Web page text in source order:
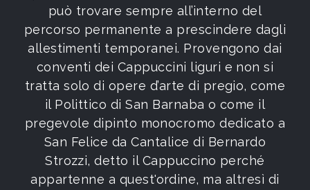
può trovare sempre all’interno del
percorso permanente a prescindere dagli
allestimenti temporanei. Provengono dai
conventi dei Cappuccini liguri e non si
tratta solo di opere d’arte di pregio, come
il Polittico di San Barnaba o come il
pregevole dipinto monocromo dedicato a
San Felice da Cantalice di Bernardo
Strozzi, detto il Cappuccino perché
appartenne a quest'ordine, ma altresì di